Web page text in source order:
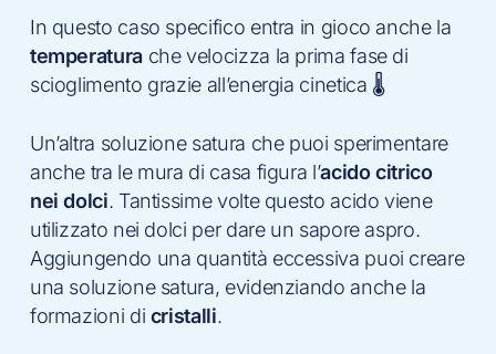
In questo caso specifico entra in gioco anche la
temperaturache velocizza la prima fase di
scioglimento grazie all’energia cinetica 🌡
Un’altra soluzione satura che puoi sperimentare
anche tra le mura di casa figura l’acido citrico
nei dolci. Tantissime volte questo acido viene
utilizzato nei dolci per dare un sapore aspro.
Aggiungendo una quantità eccessiva puoi creare
una soluzione satura, evidenziando anche la
formazioni di cristalli.